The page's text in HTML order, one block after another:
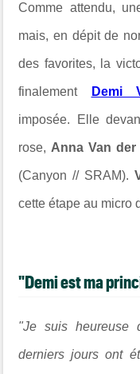
Comme attendu,
mais, en dépit de
des favorites, la
finalement Demi
imposée. Elle
rose, Anna Van der
(Canyon // SRAM).
cette étape au micro
"Demi est ma
"Je suis heureuse
derniers jours ont